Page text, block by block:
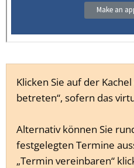
Klicken Sie auf der
betreten“, sofern das
Alternativ können Sie
festgelegten Termine
„Termin vereinbaren“